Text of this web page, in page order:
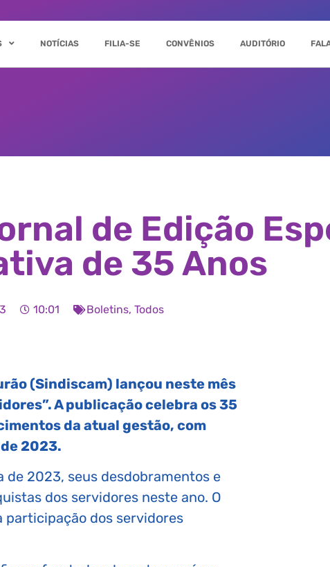
NOTÍCIAS FILIA-SE CONVÊNIOS AUDITÓRIO
de Edição
de 35 Anos
10:01 Boletins, Todos
(Sindiscam) lançou neste mês
A publicação celebra os 35
da atual gestão, com
2023.
2023, seus desdobramentos e
dos servidores neste ano. O
participação dos servidores